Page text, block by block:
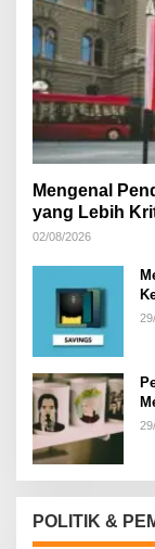
Mengenal
yang Lebih
02/08/2026
POLITIK &